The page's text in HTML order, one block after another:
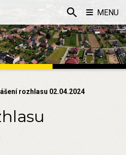
rozhlasu 02.04.2024
MENU